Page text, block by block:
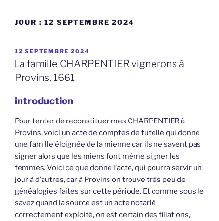
JOUR : 12 SEPTEMBRE 2024
PUBLIÉ
LE
12 SEPTEMBRE 2024
La famille CHARPENTIER vignerons à
Provins, 1661
introduction
Pour tenter de reconstituer mes CHARPENTIER à
Provins, voici un acte de comptes de tutelle qui donne
une famille éloignée de la mienne car ils ne savent pas
signer alors que les miens font même signer les
femmes. Voici ce que donne l’acte, qui pourra servir un
jour à d’autres, car à Provins on trouve très peu de
généalogies faites sur cette période. Et comme sous le
savez quand la source est un acte notarié
correctement exploité, on est certain des filiations,